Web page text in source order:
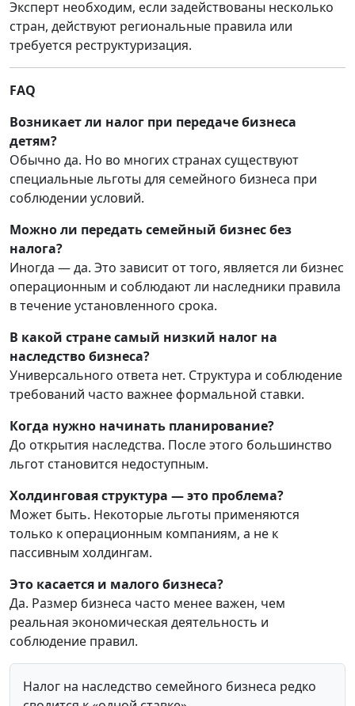
Эксперт необходим, если задействованы несколько
стран, действуют региональные правила или
требуется реструктуризация.
FAQ
Возникает ли налог при передаче бизнеса
детям?
Обычно да. Но во многих странах существуют
специальные льготы для семейного бизнеса при
соблюдении условий.
Можно ли передать семейный бизнес без
налога?
Иногда — да. Это зависит от того, является ли бизнес
операционным и соблюдают ли наследники правила
в течение установленного срока.
В какой стране самый низкий налог на
наследство бизнеса?
Универсального ответа нет. Структура и соблюдение
требований часто важнее формальной ставки.
Когда нужно начинать планирование?
До открытия наследства. После этого большинство
льгот становится недоступным.
Холдинговая структура — это проблема?
Может быть. Некоторые льготы применяются
только к операционным компаниям, а не к
пассивным холдингам.
Это касается и малого бизнеса?
Да. Размер бизнеса часто менее важен, чем
реальная экономическая деятельность и
соблюдение правил.
Налог на наследство семейного бизнеса редко